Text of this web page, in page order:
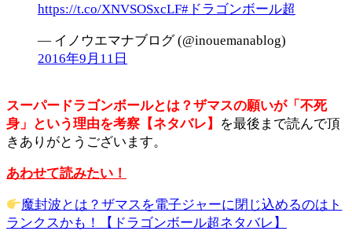
https://t.co/XNVSOSxcLF#ドラゴンボール超
— イノウエマナブログ (@inouemanablog)
2016年9月11日
スーパードラゴンボールとは？ザマスの願いが「不死
身」という理由を考察【ネタバレ】
を最後まで読んで頂
きありがとうございます。
あわせて読みたい！
魔封波とは？ザマスを電子ジャーに閉じ込めるのはト
ランクスかも！【ドラゴンボール超ネタバレ】